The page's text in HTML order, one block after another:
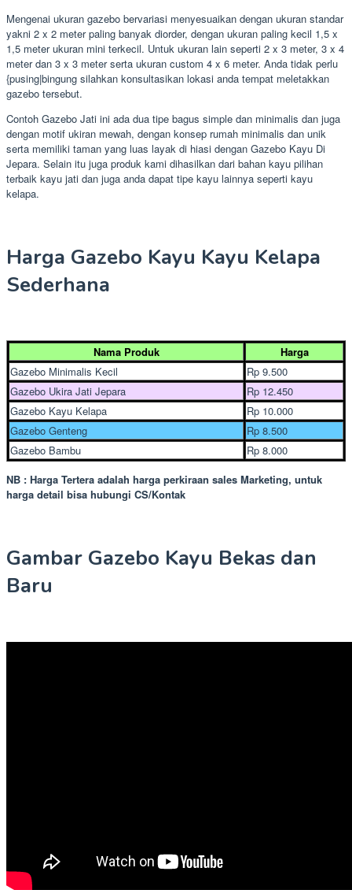
Mengenai ukuran gazebo bervariasi menyesuaikan dengan ukuran standar
yakni 2 x 2 meter paling banyak diorder, dengan ukuran paling kecil 1,5 x
1,5 meter ukuran mini terkecil. Untuk ukuran lain seperti 2 x 3 meter, 3 x 4
meter dan 3 x 3 meter serta ukuran custom 4 x 6 meter. Anda tidak perlu
{pusing|bingung silahkan konsultasikan lokasi anda tempat meletakkan
gazebo tersebut.
Contoh Gazebo Jati ini ada dua tipe bagus simple dan minimalis dan juga
dengan motif ukiran mewah, dengan konsep rumah minimalis dan unik
serta memiliki taman yang luas layak di hiasi dengan Gazebo Kayu Di
Jepara. Selain itu juga produk kami dihasilkan dari bahan kayu pilihan
terbaik kayu jati dan juga anda dapat tipe kayu lainnya seperti kayu
kelapa.
Harga Gazebo Kayu Kayu Kelapa
Sederhana
Nama Produk
Harga
Gazebo Minimalis Kecil
Rp 9.500
Gazebo Ukira Jati Jepara
Rp 12.450
Gazebo Kayu Kelapa
Rp 10.000
Gazebo Genteng
Rp 8.500
Gazebo Bambu
Rp 8.000
NB : Harga Tertera adalah harga perkiraan sales Marketing, untuk
harga detail bisa hubungi CS/Kontak
Gambar Gazebo Kayu Bekas dan
Baru